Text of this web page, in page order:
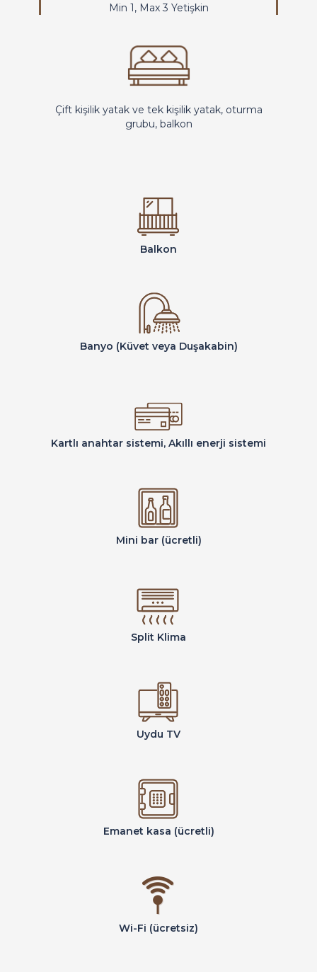
Min 1, Max 3 Yetişkin
Çift kişilik yatak ve tek kişilik yatak, oturma
grubu, balkon
Balkon
Banyo (Küvet veya Duşakabin)
Kartlı anahtar sistemi, Akıllı enerji sistemi
Mini bar (ücretli)
Split Klima
Uydu TV
Emanet kasa (ücretli)
Wi-Fi (ücretsiz)